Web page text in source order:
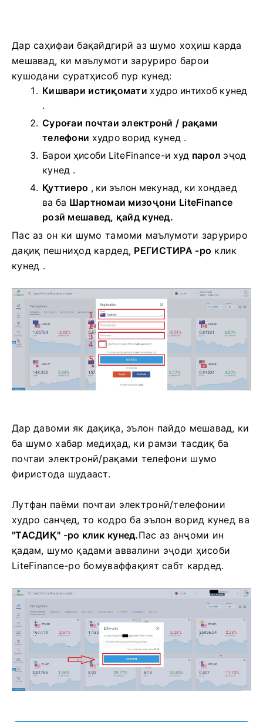
Дар саҳифаи бақайдгирӣ аз шумо хоҳиш карда
мешавад, ки маълумоти заруриро барои
кушодани суратҳисоб пур кунед:
Кишвари истиқомати худро интихоб кунед
.
Суроғаи почтаи электронӣ / рақами
телефони худро ворид кунед .
Барои ҳисоби LiteFinance-и худ парол эҷод
кунед .
Қуттиеро , ки эълон мекунад, ки хондаед
ва ба Шартномаи мизоҷони LiteFinance
розӣ мешавед, қайд кунед.
Пас аз он ки шумо тамоми маълумоти заруриро
дақиқ пешниҳод кардед, РЕГИСТИРА -ро клик
кунед .
Дар давоми як дақиқа, эълон пайдо мешавад, ки
ба шумо хабар медиҳад, ки рамзи тасдиқ ба
почтаи электронӣ/рақами телефони шумо
фиристода шудааст.
Лутфан паёми почтаи электронӣ/телефонии
худро санҷед, то кодро ба эълон ворид кунед ва
"ТАСДИҚ" -ро клик кунед.Пас аз анҷоми ин
қадам, шумо қадами аввалини эҷоди ҳисоби
LiteFinance-ро бомуваффақият сабт кардед.